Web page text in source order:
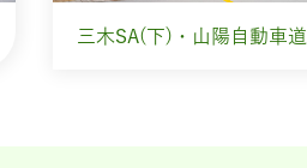
三木SA(下)・山陽自動車道